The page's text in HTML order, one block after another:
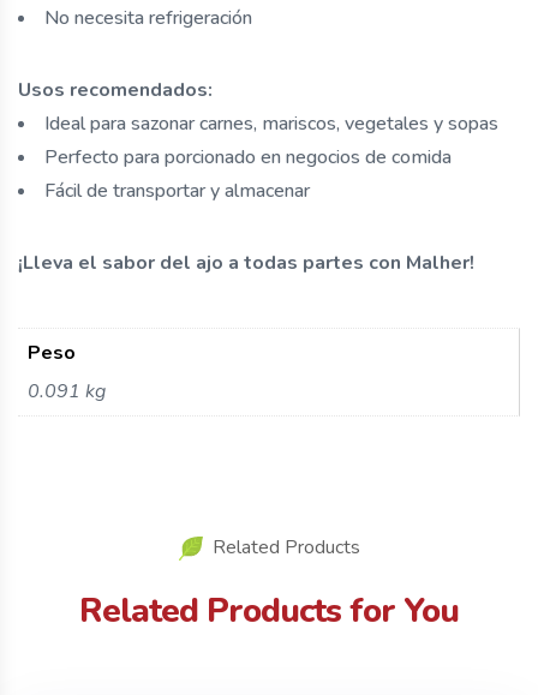
No necesita refrigeración
Usos recomendados:
Ideal para sazonar carnes, mariscos, vegetales y sopas
Perfecto para porcionado en negocios de comida
Fácil de transportar y almacenar
¡Lleva el sabor del ajo a todas partes con Malher!
Peso
0.091 kg
Related Products
Related Products for You